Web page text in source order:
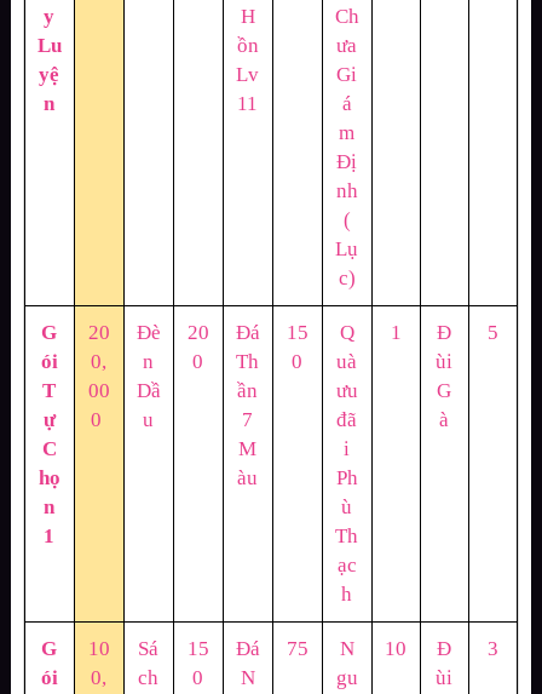
y
Lu
yệ
n
H
ồn
Lv
11
Ch
ưa
Gi
á
m
Đị
nh
(
Lụ
c)
G
ói
T
ự
C
họ
n
1
20
0,
00
0
Đè
n
Dầ
u
20
0
Đá
Th
ần
7
M
àu
15
0
Q
uà
ưu
đã
i
Ph
ù
Th
ạc
h
1
Đ
ùi
G
à
5
G
ói
10
0,
Sá
ch
15
0
Đá
N
75
N
gu
10
Đ
ùi
3